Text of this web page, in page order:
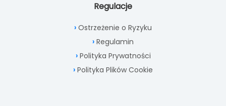
Regulacje
Ostrzeżenie o Ryzyku
Regulamin
Polityka Prywatności
Polityka Plików Cookie